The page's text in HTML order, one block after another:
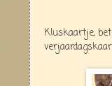
Kluskaartje,